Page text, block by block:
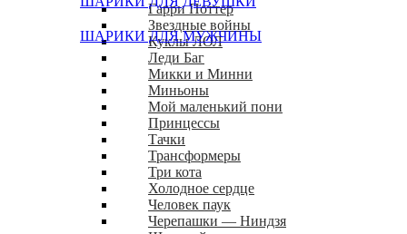
ШАРИКИ ДЛЯ МУЖЧИНЫ
Гарри Поттер
Звездные войны
Куклы ЛОЛ
Леди Баг
Микки и Минни
Миньоны
Мой маленький пони
Принцессы
Тачки
Трансформеры
Три кота
Холодное сердце
Человек паук
Черепашки — Ниндзя